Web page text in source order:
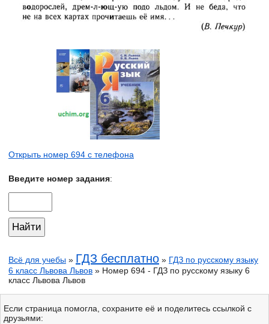
Открыть номер 694 с телефона
Введите номер задания:
Всё для учебы » ГДЗ бесплатно » ГДЗ по русскому языку
6 класс Львова Львов » Номер 694 - ГДЗ по русскому языку 6
класс Львова Львов
Если страница помогла, сохраните её и поделитесь ссылкой с
друзьями: